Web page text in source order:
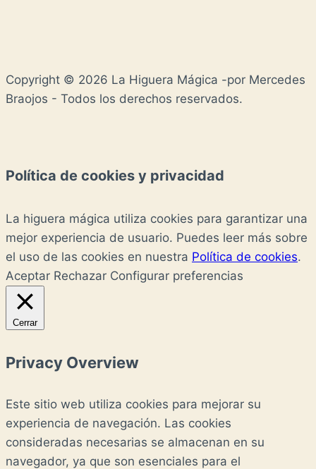
Copyright © 2026 La Higuera Mágica -por Mercedes
Braojos - Todos los derechos reservados.
Política de cookies y privacidad
La higuera mágica utiliza cookies para garantizar una
mejor experiencia de usuario. Puedes leer más sobre
el uso de las cookies en nuestra Política de cookies.
Aceptar Rechazar Configurar preferencias
Cerrar
Privacy Overview
Este sitio web utiliza cookies para mejorar su
experiencia de navegación. Las cookies
consideradas necesarias se almacenan en su
navegador, ya que son esenciales para el